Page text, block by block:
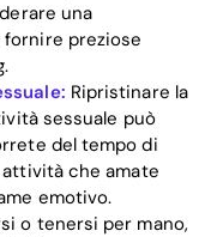
una
preziose
Ripristinare la
sessuale può
del tempo di
che amate
emotivo.
o tenersi per mano,